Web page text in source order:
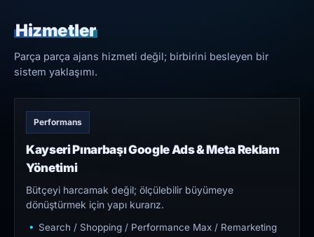
Hizmetler
Parça parça ajans hizmeti değil; birbirini besleyen bir
sistem yaklaşımı.
Performans
Kayseri Pınarbaşı Google Ads & Meta Reklam
Yönetimi
Bütçeyi harcamak değil; ölçülebilir büyümeye
dönüştürmek için yapı kurarız.
Search / Shopping / Performance Max / Remarketing